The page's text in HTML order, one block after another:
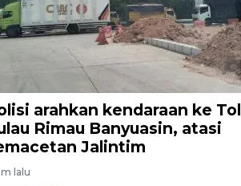
arahkan kendaraan ke Tol
Rimau Banyuasin, atasi
Jalintim
lalu